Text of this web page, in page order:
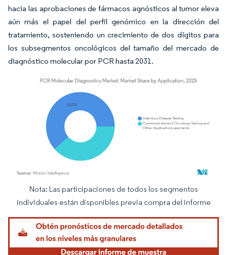
hacia las aprobaciones de fármacos agnósticos al tumor eleva
aún más el papel del perfil genómico en la dirección del
tratamiento, sosteniendo un crecimiento de dos dígitos para
los subsegmentos oncológicos del tamaño del mercado de
diagnóstico molecular por PCR hasta 2031.
Imagen © Mordor Intelligence. El uso requiere atribución según CC BY 4.0.
Nota: Las participaciones de todos los segmentos
individuales están disponibles previa compra del informe